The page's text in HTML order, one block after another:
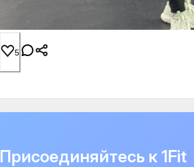
5
Присоединяйтесь к 1Fit